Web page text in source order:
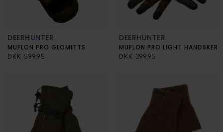
DEERHUNTER
MUFLON PRO GLOMITTS
DKK 599,95
DEERHUNTER
MUFLON PRO LIGHT HANDSKER
DKK 399,95